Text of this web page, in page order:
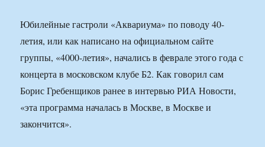
Юбилейные гастроли «Аквариума» по поводу 40-
летия, или как написано на официальном сайте
группы, «4000-летия», начались в феврале этого года с
концерта в московском клубе Б2. Как говорил сам
Борис Гребенщиков ранее в интервью РИА Новости,
«эта программа началась в Москве, в Москве и
закончится».